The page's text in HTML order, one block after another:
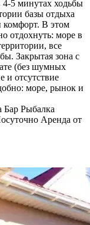
4-5 минутах ходьбы
базы отдыха
комфорт. В этом
отдохнуть: море в
все
Закрытая зона с
(без шумных
и отсутствие
море, рынок и
Бар Рыбалка
Аренда от